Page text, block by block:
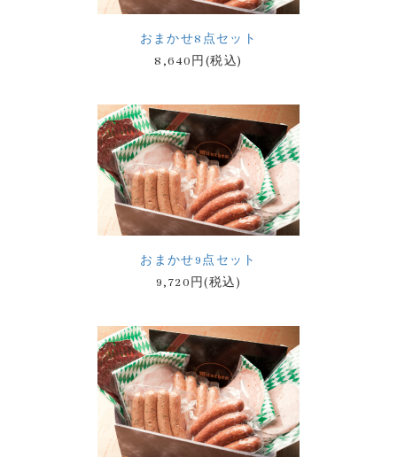
おまかせ8点セット
8,640円(税込)
おまかせ9点セット
9,720円(税込)